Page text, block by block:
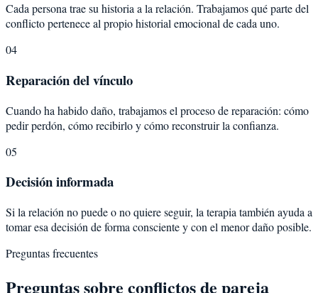
Cada persona trae su historia a la relación. Trabajamos qué parte del
conflicto pertenece al propio historial emocional de cada uno.
04
Reparación del vínculo
Cuando ha habido daño, trabajamos el proceso de reparación: cómo
pedir perdón, cómo recibirlo y cómo reconstruir la confianza.
05
Decisión informada
Si la relación no puede o no quiere seguir, la terapia también ayuda a
tomar esa decisión de forma consciente y con el menor daño posible.
Preguntas frecuentes
Preguntas sobre conflictos de pareja